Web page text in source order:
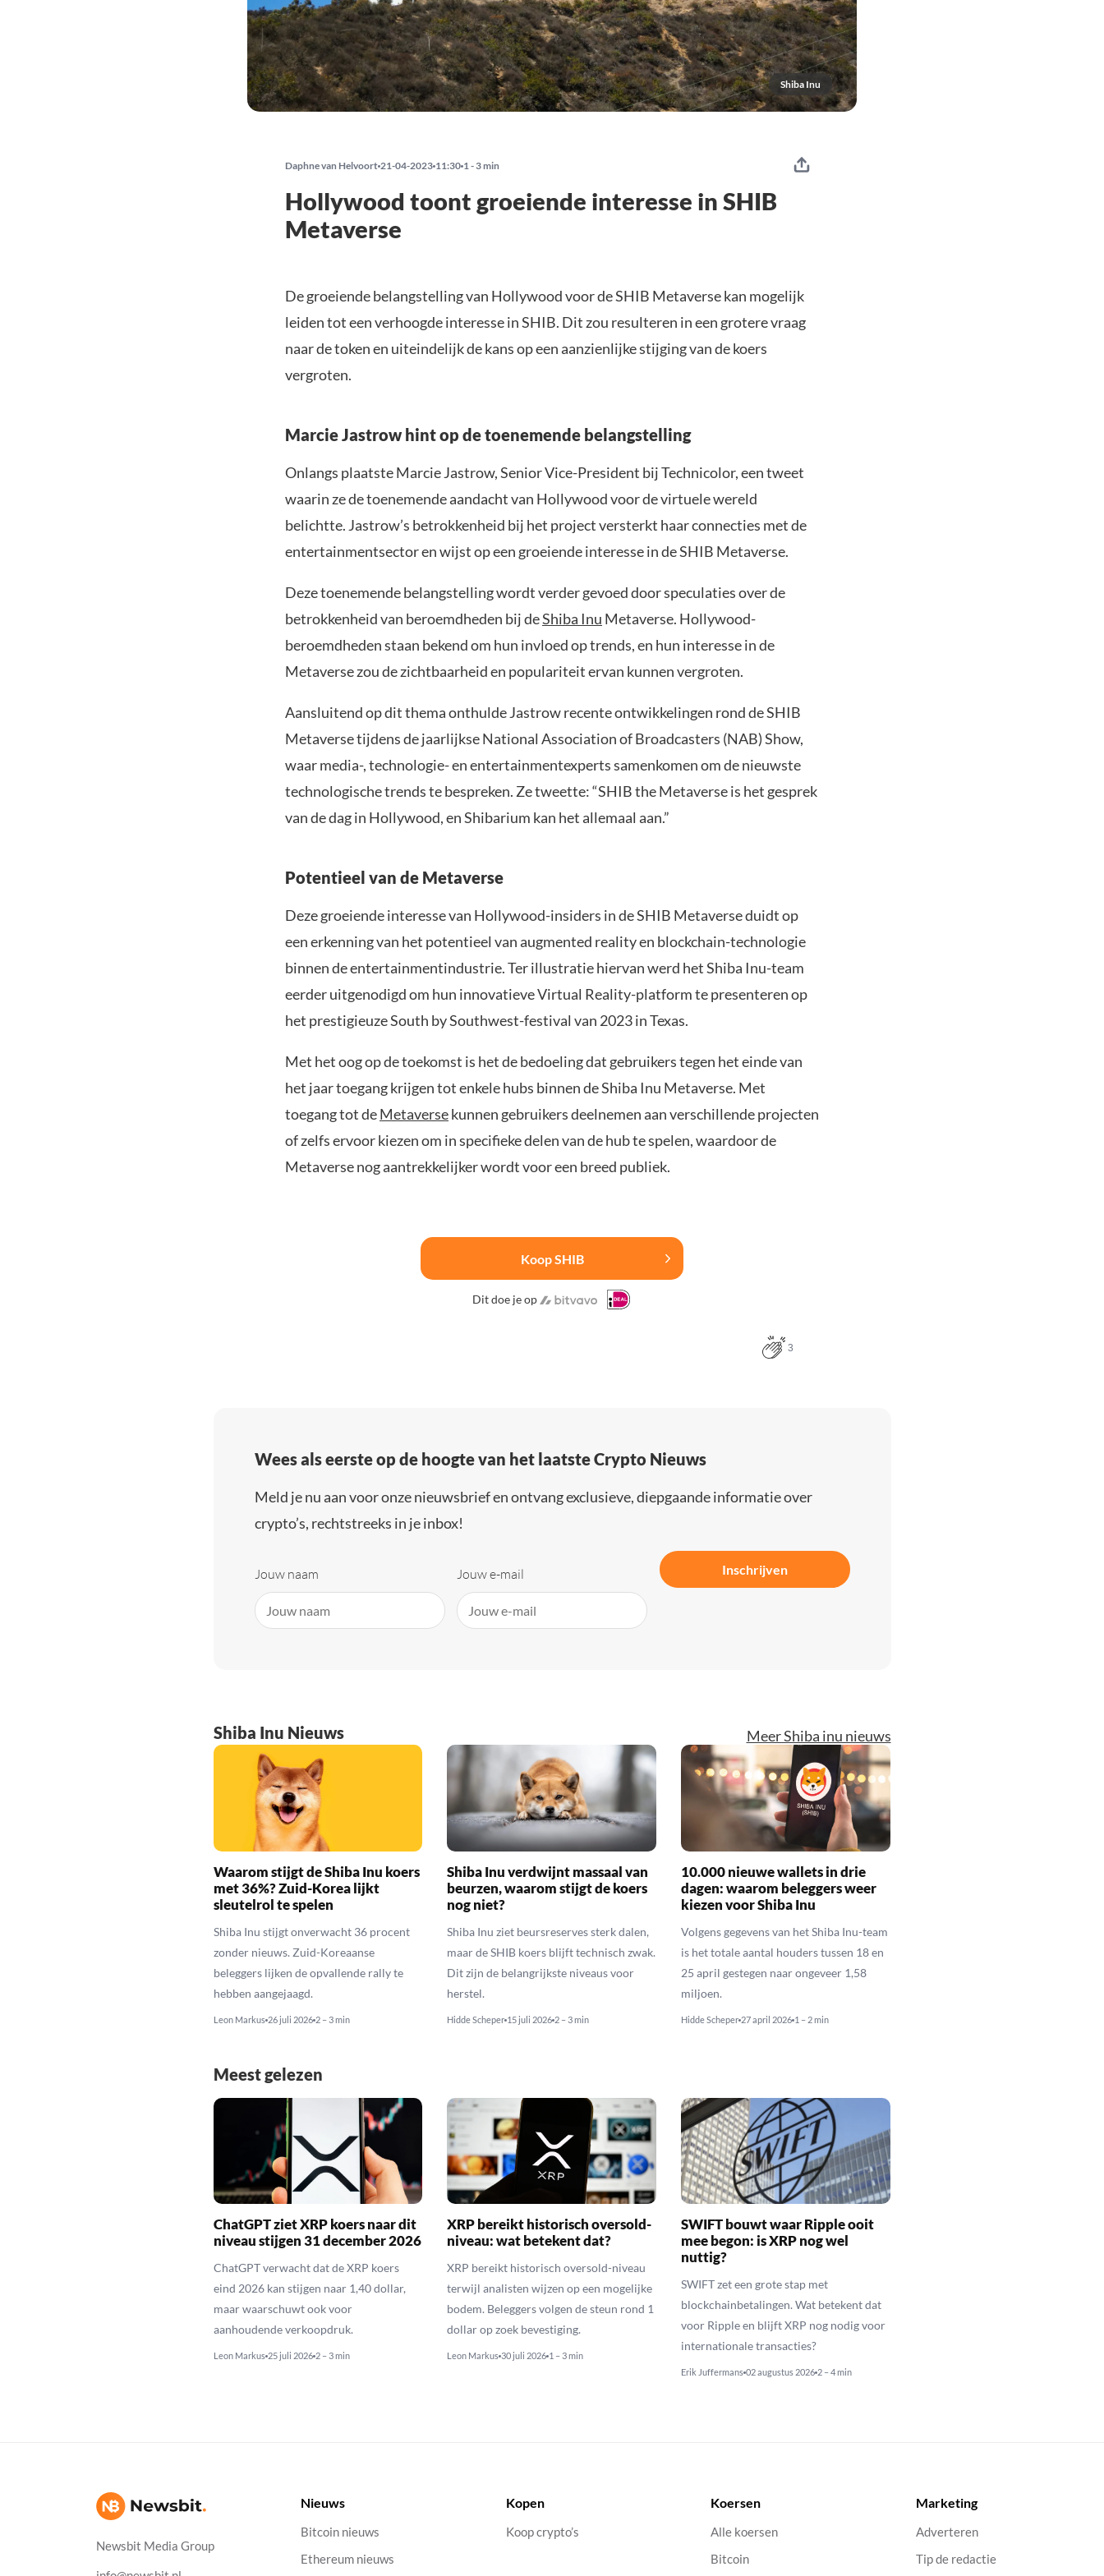
Shiba Inu
Daphne van Helvoort 21-04-2023 11:30 1 - 3 min
Hollywood toont groeiende interesse in SHIB
Metaverse
De groeiende belangstelling van Hollywood voor de SHIB Metaverse kan mogelijk
leiden tot een verhoogde interesse in SHIB. Dit zou resulteren in een grotere vraag
naar de token en uiteindelijk de kans op een aanzienlijke stijging van de koers
vergroten.
Marcie Jastrow hint op de toenemende belangstelling
Onlangs plaatste Marcie Jastrow, Senior Vice-President bij Technicolor, een tweet
waarin ze de toenemende aandacht van Hollywood voor de virtuele wereld
belichtte. Jastrow’s betrokkenheid bij het project versterkt haar connecties met de
entertainmentsector en wijst op een groeiende interesse in de SHIB Metaverse.
Deze toenemende belangstelling wordt verder gevoed door speculaties over de
betrokkenheid van beroemdheden bij deShiba Inu Metaverse. Hollywood-
beroemdheden staan bekend om hun invloed op trends, en hun interesse in de
Metaverse zou de zichtbaarheid en populariteit ervan kunnen vergroten.
Aansluitend op dit thema onthulde Jastrow recente ontwikkelingen rond de SHIB
Metaverse tijdens de jaarlijkse National Association of Broadcasters (NAB) Show,
waar media-, technologie- en entertainmentexperts samenkomen om de nieuwste
technologische trends te bespreken. Ze tweette: “SHIB the Metaverse is het gesprek
van de dag in Hollywood, en Shibarium kan het allemaal aan.”
Potentieel van de Metaverse
Deze groeiende interesse van Hollywood-insiders in de SHIB Metaverse duidt op
een erkenning van het potentieel van augmented reality en blockchain-technologie
binnen de entertainmentindustrie. Ter illustratie hiervan werd het Shiba Inu-team
eerder uitgenodigd om hun innovatieve Virtual Reality-platform te presenteren op
het prestigieuze South by Southwest-festival van 2023 in Texas.
Met het oog op de toekomst is het de bedoeling dat gebruikers tegen het einde van
het jaar toegang krijgen tot enkele hubs binnen de Shiba Inu Metaverse. Met
toegang tot deMetaversekunnen gebruikers deelnemen aan verschillende projecten
of zelfs ervoor kiezen om in specifieke delen van de hub te spelen, waardoor de
Metaverse nog aantrekkelijker wordt voor een breed publiek.
Koop SHIB
Dit doe je op
3
Wees als eerste op de hoogte van het laatste Crypto Nieuws
Meld je nu aan voor onze nieuwsbrief en ontvang exclusieve, diepgaande informatie over
crypto’s, rechtstreeks in je inbox!
Jouw naam Jouw e-mail Inschrijven
Shiba Inu Nieuws Meer Shiba inu nieuws
Waarom stijgt de Shiba Inu koers
met 36%? Zuid-Korea lijkt
sleutelrol te spelen
Shiba Inu stijgt onverwacht 36 procent
zonder nieuws. Zuid-Koreaanse
beleggers lijken de opvallende rally te
hebben aangejaagd.
Leon Markus 26 juli 2026 2 – 3 min
Shiba Inu verdwijnt massaal van
beurzen, waarom stijgt de koers
nog niet?
Shiba Inu ziet beursreserves sterk dalen,
maar de SHIB koers blijft technisch zwak.
Dit zijn de belangrijkste niveaus voor
herstel.
Hidde Scheper 15 juli 2026 2 – 3 min
10.000 nieuwe wallets in drie
dagen: waarom beleggers weer
kiezen voor Shiba Inu
Volgens gegevens van het Shiba Inu-team
is het totale aantal houders tussen 18 en
25 april gestegen naar ongeveer 1,58
miljoen.
Hidde Scheper 27 april 2026 1 – 2 min
Meest gelezen
ChatGPT ziet XRP koers naar dit
niveau stijgen 31 december 2026
ChatGPT verwacht dat de XRP koers
eind 2026 kan stijgen naar 1,40 dollar,
maar waarschuwt ook voor
aanhoudende verkoopdruk.
Leon Markus 25 juli 2026 2 – 3 min
XRP bereikt historisch oversold-
niveau: wat betekent dat?
XRP bereikt historisch oversold-niveau
terwijl analisten wijzen op een mogelijke
bodem. Beleggers volgen de steun rond 1
dollar op zoek bevestiging.
Leon Markus 30 juli 2026 1 – 3 min
SWIFT bouwt waar Ripple ooit
mee begon: is XRP nog wel
nuttig?
SWIFT zet een grote stap met
blockchainbetalingen. Wat betekent dat
voor Ripple en blijft XRP nog nodig voor
internationale transacties?
Erik Juffermans 02 augustus 2026 2 – 4 min
Newsbit Media Group
Nieuws
Bitcoin nieuws
Ethereum nieuws
Kopen
Koop crypto’s
Koersen
Alle koersen
Bitcoin
Marketing
Adverteren
Tip de redactie